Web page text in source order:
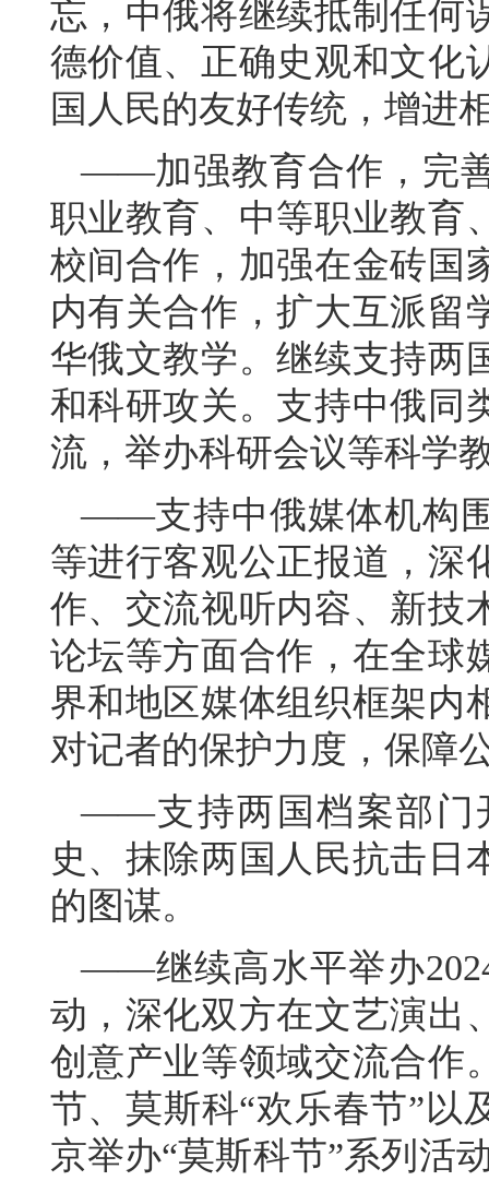
忘，中俄将继续抵制任何
德价值、正确史观和文化
国人民的友好传统，增进
——加强教育合作，完
职业教育、中等职业教育
校间合作，加强在金砖国
内有关合作，扩大互派留
华俄文教学。继续支持两
和科研攻关。支持中俄同
流，举办科研会议等科学
——支持中俄媒体机构
等进行客观公正报道，深
作、交流视听内容、新技
论坛等方面合作，在全球
界和地区媒体组织框架内
对记者的保护力度，保障
——支持两国档案部门
史、抹除两国人民抗击日
的图谋。
——继续高水平举办
动，深化双方在文艺演出
创意产业等领域交流合作
节、莫斯科“欢乐春节”以
京举办“莫斯科节”系列活